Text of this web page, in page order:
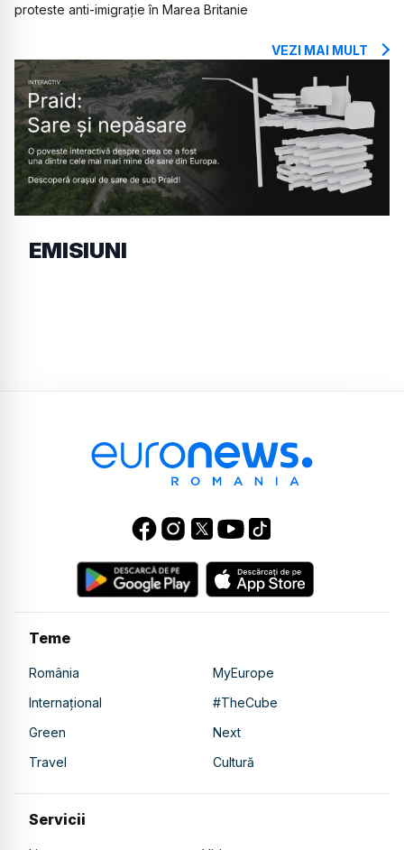
proteste anti-imigrație în Marea Britanie
VEZI MAI MULT
EMISIUNI
Teme
România
MyEurope
Internațional
#TheCube
Green
Next
Travel
Cultură
Servicii